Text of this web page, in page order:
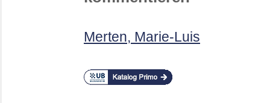
Merten, Marie-Luis